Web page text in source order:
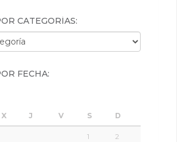
CATEGORÍAS:
FECHA:
X J V S D
1 2